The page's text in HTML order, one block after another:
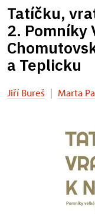
Tatíčku,
2. Pomníky
a Teplicku
Jiří Bureš | Marta